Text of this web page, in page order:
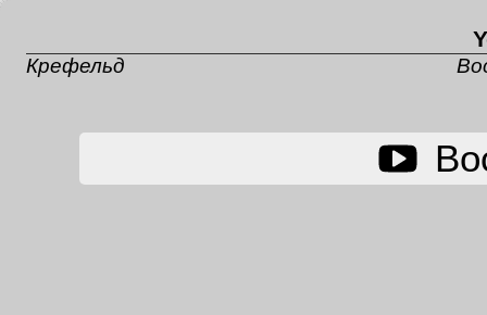
Крефельд